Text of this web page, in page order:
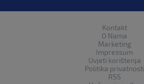
Kontakt
O Nama
Marketing
Impressum
Uvjeti korištenja
Politika privatnosti
RSS